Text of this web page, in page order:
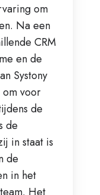
om
Na een
CRM
en de
Systony
voor
de
de
in staat is
de
in het
Het